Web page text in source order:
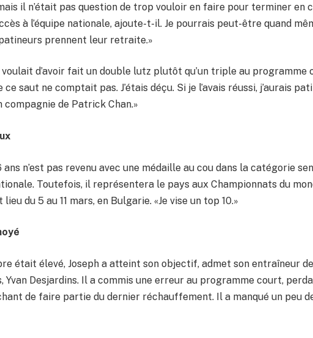
il n’était pas question de trop vouloir en faire pour terminer en
à l’équipe nationale, ajoute-t-il. Je pourrais peut-être quand
prennent leur retraite.»
voulait d’avoir fait un double lutz plutôt qu’un triple au programme
ce saut ne comptait pas. J’étais déçu. Si je l’avais réussi, j’aurais
compagnie de Patrick Chan.»
ans n’est pas revenu avec une médaille au cou dans la catégorie
Toutefois, il représentera le pays aux Championnats du
du 5 au 11 mars, en Bulgarie. «Je vise un top 10.»
était élevé, Joseph a atteint son objectif, admet son entraîneur
Yvan Desjardins. Il a commis une erreur au programme court,
de faire partie du dernier réchauffement. Il a manqué un peu